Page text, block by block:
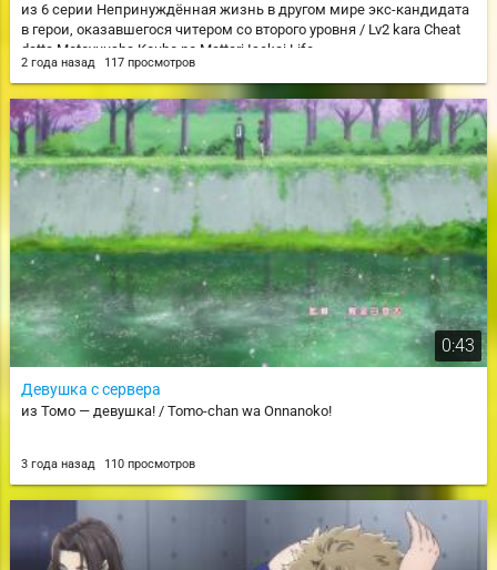
из 6 серии Непринуждённая жизнь в другом мире экс-кандидата
в герои, оказавшегося читером со второго уровня / Lv2 kara Cheat
datta Motoyuusha Kouho no Mattari Isekai Life
2 года назад 117 просмотров
0:43
Девушка с сервера
из Томо — девушка! / Tomo-chan wa Onnanoko!
3 года назад 110 просмотров